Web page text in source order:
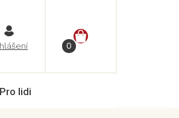
NÁKUPNÍ
Pro lidi